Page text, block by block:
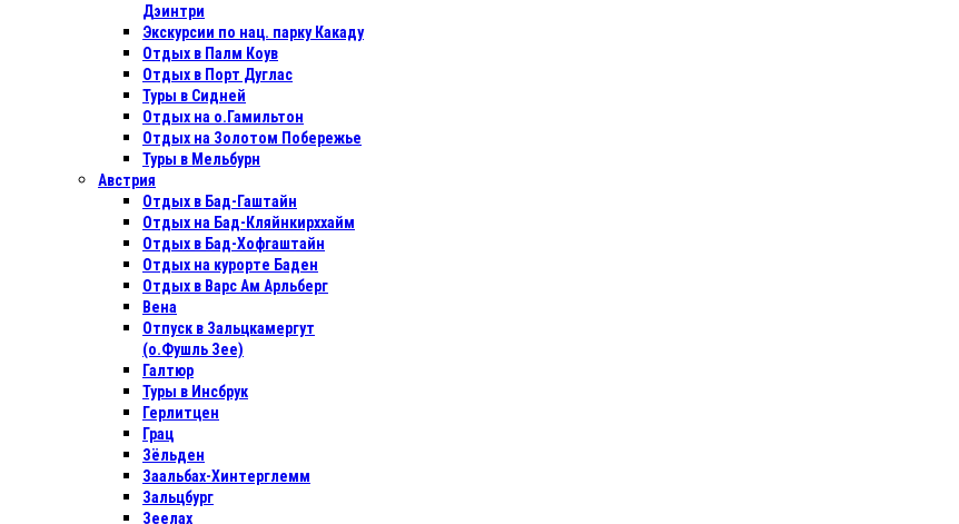
Дэинтри
Экскурсии по нац. парку Какаду
Отдых в Палм Коув
Отдых в Порт Дуглас
Туры в Сидней
Отдых на о.Гамильтон
Отдых на Золотом Побережье
Туры в Мельбурн
Австрия
Отдых в Бад-Гаштайн
Отдых на Бад-Кляйнкирххайм
Отдых в Бад-Хофгаштайн
Отдых на курорте Баден
Отдых в Варс Ам Арльберг
Вена
Отпуск в Зальцкамергут
(о.Фушль Зее)
Галтюр
Туры в Инсбрук
Герлитцен
Грац
Зёльден
Заальбах-Хинтерглемм
Зальцбург
Зеелах